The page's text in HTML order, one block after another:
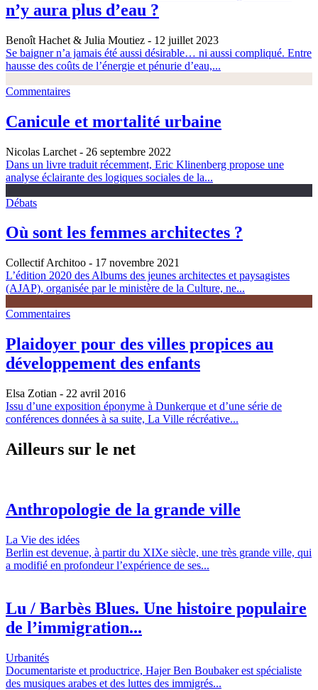
n’y aura plus d’eau ?
Benoît Hachet & Julia Moutiez - 12 juillet 2023
Se baigner n’a jamais été aussi désirable… ni aussi compliqué. Entre
hausse des coûts de l’énergie et pénurie d’eau,...
Commentaires
Canicule et mortalité urbaine
Nicolas Larchet - 26 septembre 2022
Dans un livre traduit récemment, Eric Klinenberg propose une
analyse éclairante des logiques sociales de la...
Débats
Où sont les femmes architectes ?
Collectif Architoo - 17 novembre 2021
L’édition 2020 des Albums des jeunes architectes et paysagistes
(AJAP), organisée par le ministère de la Culture, ne...
Commentaires
Plaidoyer pour des villes propices au
développement des enfants
Elsa Zotian - 22 avril 2016
Issu d’une exposition éponyme à Dunkerque et d’une série de
conférences données à sa suite, La Ville récréative...
Ailleurs sur le net
Anthropologie de la grande ville
La Vie des idées
Berlin est devenue, à partir du XIXe siècle, une très grande ville, qui
a modifié en profondeur l’expérience de ses...
Lu / Barbès Blues. Une histoire populaire
de l’immigration...
Urbanités
Documentariste et productrice, Hajer Ben Boubaker est spécialiste
des musiques arabes et des luttes des immigrés...